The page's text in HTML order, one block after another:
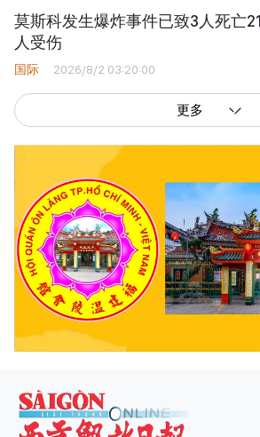
莫斯科发生爆炸事件已致3人死亡21
人受伤
国际 2026/8/2 03:20:00
更多
西贡解放报网版权所有
由越南新闻与传播部所属报刊局于2023年09月06日
证
副总编辑: 阮玉英、范文长、裴氏红霜、张德义、范
阮克强、陈嘉宝
主编: 阮玉英